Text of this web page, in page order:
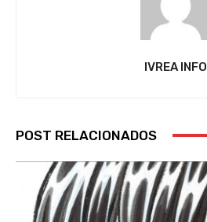
IVREA INFO
POST RELACIONADOS